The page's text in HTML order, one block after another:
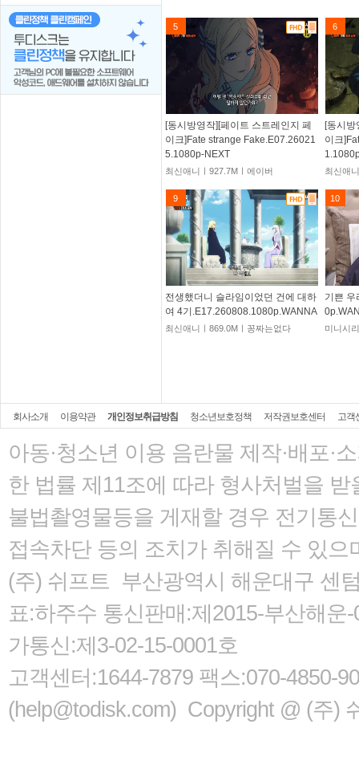
5
[동시방영작][페이트 스트레인지 페
이크]Fate strange Fake.E07.26021
5.1080p-NEXT
최신애니ㅣ927.7Mㅣ에이버
6
[동시
이크
최신애
9
전생했더니 슬라임이었던 건에 대하
여 4기.E17.260808.1080p.WANNA
최신애니ㅣ869.0Mㅣ꽁짜는없다
10
기쁜
미니시
회사소개 이용약관 개인정보취급방침 청소년보호정책 저작권보호센터 고객
아동·청소년 이용 음란물 제작·배포·
한 법률 제11조에 따라 형사처벌을 받
불법촬영물등을 게재할 경우 전기통
접속차단 등의 조치가 취해질 수 있으
(주) 쉬프트 부산광역시 해운대구 센
표:하주수 통신판매:제2015-부산해
가통신:제3-02-15-0001호
고객센터:1644-7879 팩스:070-4850-
(help@todisk.com) Copyright @ (주)